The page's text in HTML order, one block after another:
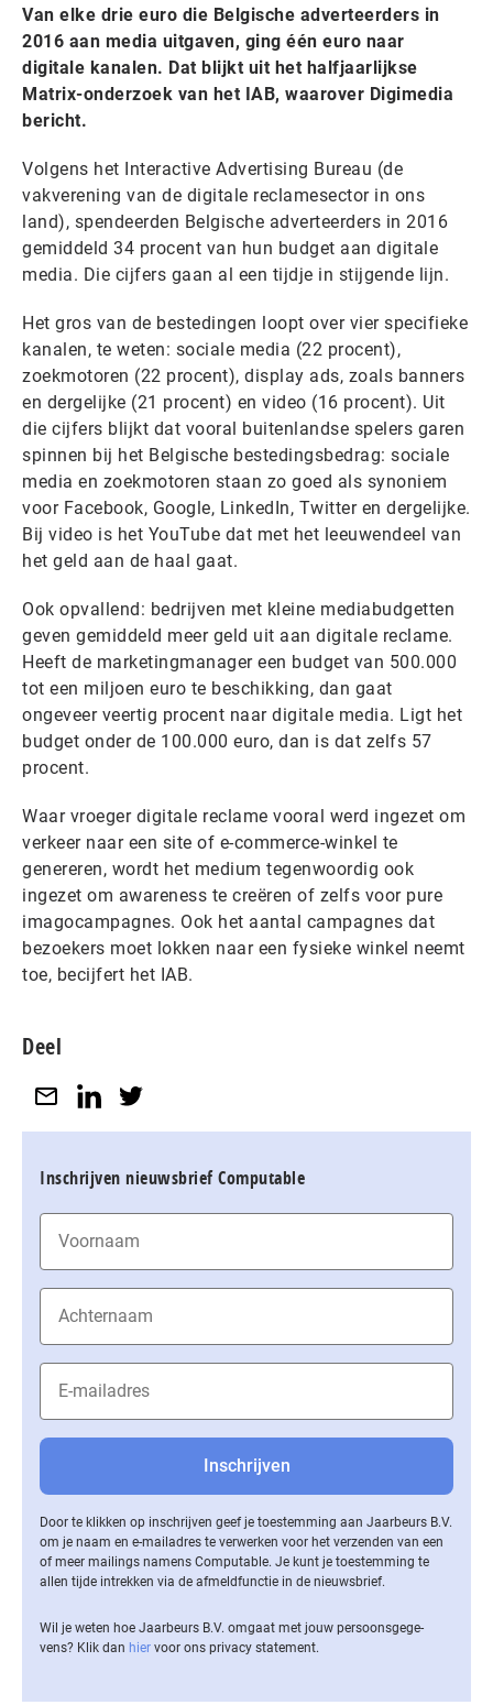
Van elke drie euro die Belgische adverteerders in
2016 aan media uitgaven, ging één euro naar
digitale kanalen. Dat blijkt uit het halfjaarlijkse
Matrix-onderzoek van het IAB, waarover Digimedia
bericht.
Volgens het Interactive Advertising Bureau (de
vakverening van de digitale reclamesector in ons
land), spendeerden Belgische adverteerders in 2016
gemiddeld 34 procent van hun budget aan digitale
media. Die cijfers gaan al een tijdje in stijgende lijn.
Het gros van de bestedingen loopt over vier specifieke
kanalen, te weten: sociale media (22 procent),
zoekmotoren (22 procent), display ads, zoals banners
en dergelijke (21 procent) en video (16 procent). Uit
die cijfers blijkt dat vooral buitenlandse spelers garen
spinnen bij het Belgische bestedingsbedrag: sociale
media en zoekmotoren staan zo goed als synoniem
voor Facebook, Google, LinkedIn, Twitter en dergelijke.
Bij video is het YouTube dat met het leeuwendeel van
het geld aan de haal gaat.
Ook opvallend: bedrijven met kleine mediabudgetten
geven gemiddeld meer geld uit aan digitale reclame.
Heeft de marketingmanager een budget van 500.000
tot een miljoen euro te beschikking, dan gaat
ongeveer veertig procent naar digitale media. Ligt het
budget onder de 100.000 euro, dan is dat zelfs 57
procent.
Waar vroeger digitale reclame vooral werd ingezet om
verkeer naar een site of e-commerce-winkel te
genereren, wordt het medium tegenwoordig ook
ingezet om awareness te creëren of zelfs voor pure
imagocampagnes. Ook het aantal campagnes dat
bezoekers moet lokken naar een fysieke winkel neemt
toe, becijfert het IAB.
Deel
Inschrijven nieuwsbrief Computable
Door te klikken op inschrijven geef je toestemming aan Jaarbeurs B.V.
om je naam en e-mailadres te verwerken voor het verzenden van een
of meer mailings namens Computable. Je kunt je toestemming te
allen tijde intrekken via de af­meld­func­tie in de nieuwsbrief.
Wil je weten hoe Jaarbeurs B.V. omgaat met jouw per­soons­ge­ge­
vens? Klik dan hier voor ons privacy statement.